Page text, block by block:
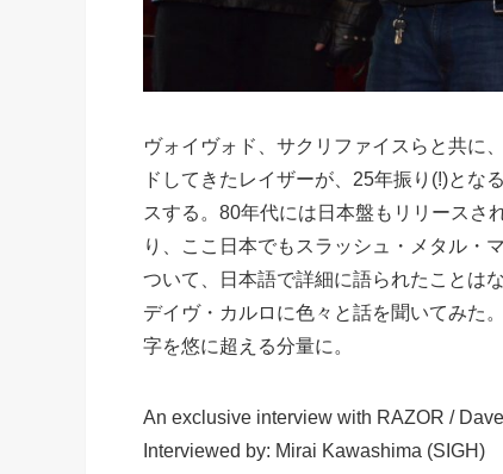
ヴォイヴォド、サクリファイスらと共に
ドしてきたレイザーが、25年振り(!)とな
スする。80年代には日本盤もリリースさ
り、ここ日本でもスラッシュ・メタル・
ついて、日本語で詳細に語られたことは
デイヴ・カルロに色々と話を聞いてみた
字を悠に超える分量に。
An exclusive interview with RAZOR /
Interviewed by: Mirai Kawashima (SIGH)